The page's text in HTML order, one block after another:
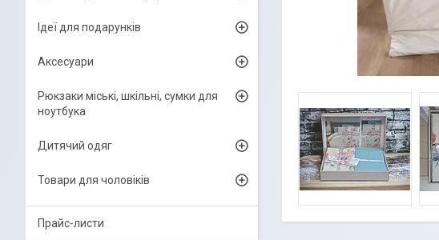
Ідеї для подарунків
Аксесуари
Рюкзаки міські, шкільні, сумки для
ноутбука
Дитячий одяг
Товари для чоловіків
Прайс-листи